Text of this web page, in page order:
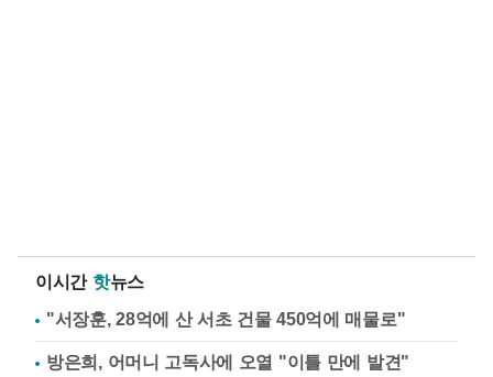
이시간 핫뉴스
"서장훈, 28억에 산 서초 건물 450억에 매물로"
방은희, 어머니 고독사에 오열 "이틀 만에 발견"